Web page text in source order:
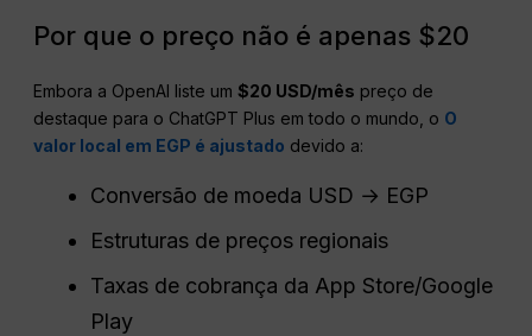
Por que o preço não é apenas $20
Embora a OpenAI liste um$20 USD/mês preço de
destaque para o ChatGPT Plus em todo o mundo, o O
valor local em EGP é ajustado devido a:
Conversão de moeda USD → EGP
Estruturas de preços regionais
Taxas de cobrança da App Store/Google
Play